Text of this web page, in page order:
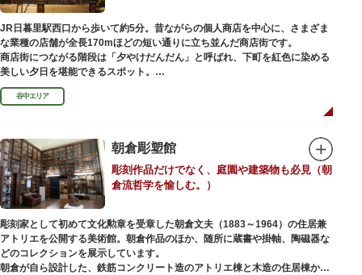
「AKI-OKA」、フランス語で「職人」を意味する「ARTISAN」を組み合わ
せたもの。
施設周辺は、江戸の文化を伝える伝統工芸職人の街だったという背景もあ
り、現在もジュエリーや皮製品を扱うお店が多く、高いセンスとクオリティ
をもった店舗が集結しています。
JR日暮里駅西口から歩いて約5分。昔ながらの個人商店を中心に、さまざま
な業種の店舗が全長170mほどの短い通りに立ち並んだ商店街です。
商店街につながる階段は「夕やけだんだん」と呼ばれ、下町を紅色に染める
美しい夕日を堪能できるスポット。
谷中銀座商店街は1945年頃に自然発生的に生まれ、現在の近隣型商店街へと
発展。昭和の懐かしい商店街の景観を見ることができます。東京の下町レト
観光客が訪れ、買い物や散策を楽しんでいます。
谷中エリア
朝倉彫塑館
彫刻作品だけでなく、庭園や建築物も必見（朝
倉流哲学を愉しむ。）
彫刻家として初めて文化勲章を受章した朝倉文夫（1883～1964）の住居兼
アトリエを公開する美術館。朝倉作品のほか、随所に蔵書や掛軸、陶磁器な
どのコレクションを展示しています。
朝倉が自ら設計した、鉄筋コンクリート造のアトリエ棟と木造の住居棟から